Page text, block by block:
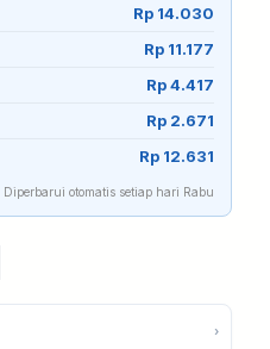
Rp 14.030
Rp 11.177
Rp 4.417
Rp 2.671
Rp 12.631
Diperbarui otomatis setiap hari Rabu
›